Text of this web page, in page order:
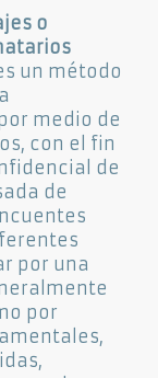
o
un método
medio de
con el fin
de
de
por una
por